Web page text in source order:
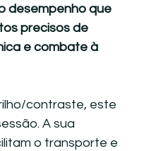
desempenho que
precisos de
e combate à
contraste, este
A sua
o transporte e